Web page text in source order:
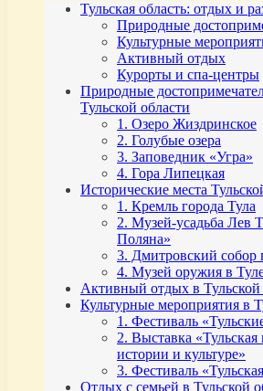
Тульская область: отдых и
Природные
Культурные
Активный отдых
Курорты и спа-центры
Природные
Тульской области
1. Озеро Жиздринское
2. Голубые озера
3. Заповедник «Угра»
4. Гора Липецкая
Исторические места
1. Кремль города Тула
2. Музей-усадьба Лев
Поляна»
3. Дмитровский собор
4. Музей оружия в
Активный отдых в Тульской
Культурные мероприятия в
1. Фестиваль
2. Выставка «Тульская
истории и культуре»
3. Фестиваль
Отдых с семьей в Тульской